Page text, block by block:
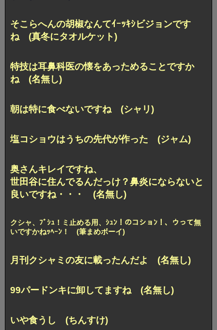
そこらへんの胡椒なんてｲｰｯｷｼビジョンです
ね (真冬にタオルケット)
特技は耳鼻科医の懐をあっためることですか
ね (名無し)
朝は特に食べないですね (シャリ)
塩コショウはうちの先代が作った (ジャム)
奥さんキレイですね、
世田谷に住んでるんだっけ？鼻炎にならないと
良いですね・・・ (名無し)
クシャ、ﾌﾞｼｭ！ミ止める用、ｼｭﾝ！のコショﾝ！、ウって無
いですかねｯﾍｰﾝ！ (筆まめボーイ)
月刊クシャミの友に載ったんだよ (名無し)
99パードンキに卸してますね (名無し)
いや食うし (ちんすけ)